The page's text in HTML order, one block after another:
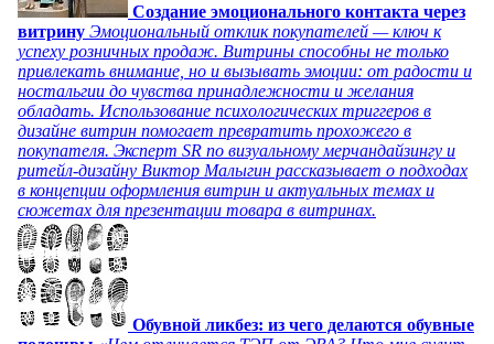
Создание эмоционального контакта через
витрину Эмоциональный отклик покупателей — ключ к
успеху розничных продаж. Витрины способны не только
привлекать внимание, но и вызывать эмоции: от радости и
ностальгии до чувства принадлежности и желания
обладать. Использование психологических триггеров в
дизайне витрин помогает превратить прохожего в
покупателя. Эксперт SR по визуальному мерчандайзингу и
ритейл-дизайну Виктор Малыгин рассказывает о подходах
в концепции оформления витрин и актуальных темах и
сюжетах для презентации товара в витринах.
Обувной ликбез: из чего делаются обувные